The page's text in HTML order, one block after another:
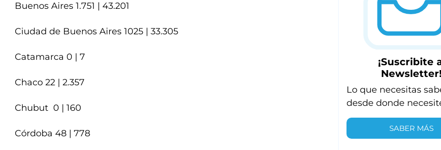
Buenos Aires 1.751 | 43.201
Ciudad de Buenos Aires 1025 | 33.305
Catamarca 0 | 7
Chaco 22 | 2.357
Chubut 0 | 160
Córdoba 48 | 778
¡Suscribite
Newsletter!
Lo que necesitas
desde donde
SABER MÁS